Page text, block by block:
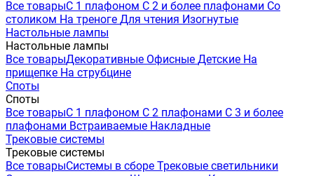
Все товарыС 1 плафоном С 2 и более плафонами Со
столиком На треноге Для чтения Изогнутые
Настольные лампы
Настольные лампы
Все товарыДекоративные Офисные Детские На
прищепке На струбцине
Споты
Споты
Все товарыС 1 плафоном С 2 плафонами С 3 и более
плафонами Встраиваемые Накладные
Трековые системы
Трековые системы
Все товарыСистемы в сборе Трековые светильники